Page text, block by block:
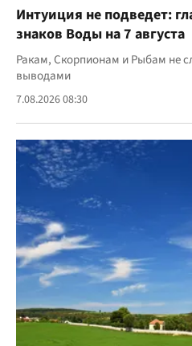
Интуиция не подведет:
знаков Воды на 7 августа
Ракам, Скорпионам и Рыбам не
выводами
7.08.2026 08:30